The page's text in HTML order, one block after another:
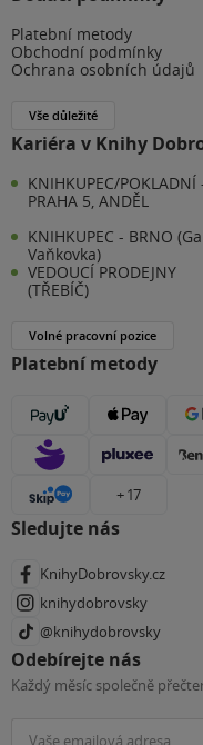
Platební metody
Obchodní podmínky
Ochrana osobních údajů
Vše důležité
Kariéra v Knihy
KNIHKUPEC/POKLADNÍ
PRAHA 5, ANDĚL
KNIHKUPEC - BRNO
Vaňkovka)
VEDOUCÍ PRODEJNY
(TŘEBÍČ)
Volné pracovní pozice
Platební metody
+ 17
Sledujte nás
KnihyDobrovsky.cz
knihydobrovsky
@knihydobrovsky
Odebírejte nás
Každý měsíc společně